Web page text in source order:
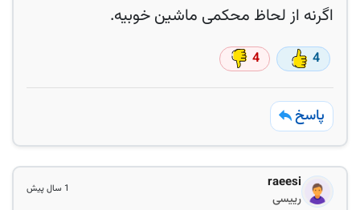
اگرنه از لحاظ محکمی ماشین خوبیه.
4
4
پاسخ
raeesi
رییسی
1 سال پیش